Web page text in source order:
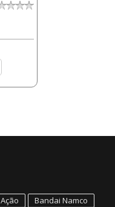
Ação
Bandai Namco